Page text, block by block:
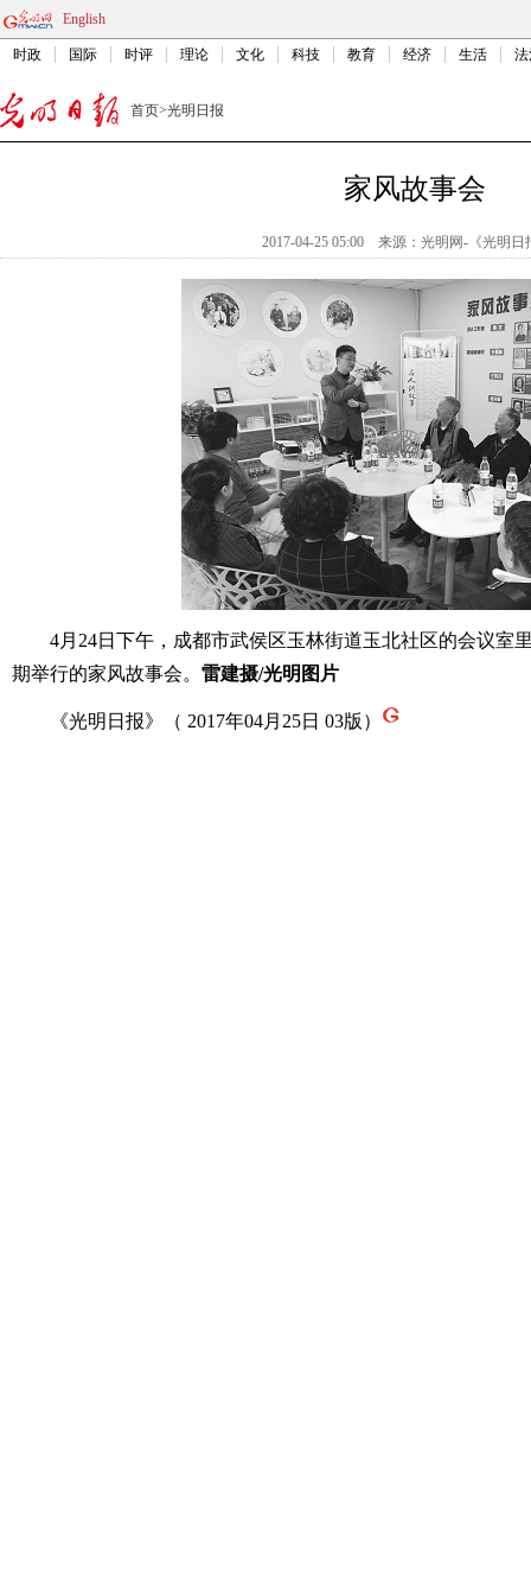
English
时政 国际 时评 理论 文化 科技 教育 经济 生活
首页>光明日报
家风故事会
2017-04-25 05:00 来源： 光明网-《光明日
4月24日下午，成都市武侯区玉林街道玉北社区的会议室
期举行的家风故事会。 雷建摄/光明图片
《光明日报》（ 2017年04月25日 03版）